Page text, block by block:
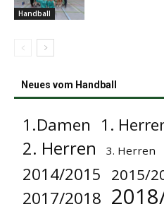
Handball
Neues vom Handball
1.Damen 1.
2. Herren 3. Herren
2014/2015 2015/
2017/2018